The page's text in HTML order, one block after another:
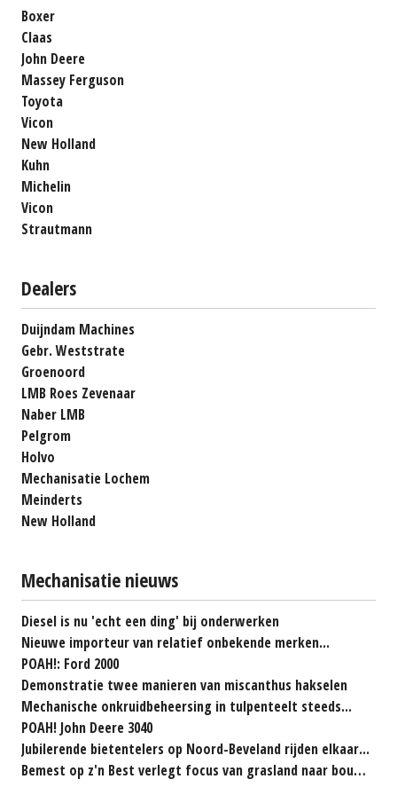
Boxer
Claas
John Deere
Massey Ferguson
Toyota
Vicon
New Holland
Kuhn
Michelin
Vicon
Strautmann
Dealers
Duijndam Machines
Gebr. Weststrate
Groenoord
LMB Roes Zevenaar
Naber LMB
Pelgrom
Holvo
Mechanisatie Lochem
Meinderts
New Holland
Mechanisatie nieuws
Diesel is nu 'echt een ding' bij onderwerken
Nieuwe importeur van relatief onbekende merken...
POAH!: Ford 2000
Demonstratie twee manieren van miscanthus hakselen
Mechanische onkruidbeheersing in tulpenteelt steeds...
POAH! John Deere 3040
Jubilerende bietentelers op Noord-Beveland rijden elkaar...
Bemest op z'n Best verlegt focus van grasland naar bouwland